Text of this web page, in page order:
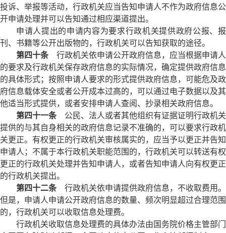
投诉、举报等活动，行政机关应当告知申请人不作为政府信息公
开申请处理并可以告知通过相应渠道提出。
申请人提出的申请内容为要求行政机关提供政府公报、报
刊、书籍等公开出版物的，行政机关可以告知获取的途径。
第四十条行政机关依申请公开政府信息，应当根据申请人
的要求及行政机关保存政府信息的实际情况，确定提供政府信息
的具体形式；按照申请人要求的形式提供政府信息，可能危及政
府信息载体安全或者公开成本过高的，可以通过电子数据以及其
他适当形式提供，或者安排申请人查阅、抄录相关政府信息。
第四十一条公民、法人或者其他组织有证据证明行政机关
提供的与其自身相关的政府信息记录不准确的，可以要求行政机
关更正。有权更正的行政机关审核属实的，应当予以更正并告知
申请人；不属于本行政机关职能范围的，行政机关可以转送有权
更正的行政机关处理并告知申请人，或者告知申请人向有权更正
的行政机关提出。
第四十二条行政机关依申请提供政府信息，不收取费用。
但是，申请人申请公开政府信息的数量、频次明显超过合理范围
的，行政机关可以收取信息处理费。
行政机关收取信息处理费的具体办法由国务院价格主管部门